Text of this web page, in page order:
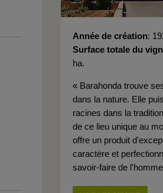
Année de création
Surface totale du
ha.
« Barahonda trouve
dans la nature. Elle
racines dans la
de ce lieu unique au
offre un produit
caractère et
savoir-faire de